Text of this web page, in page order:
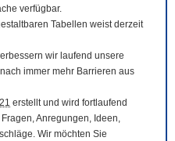
verfügbar.
Tabellen weist derzeit
wir laufend unsere
immer mehr Barrieren aus
erstellt und wird fortlaufend
Anregungen, Ideen,
Wir möchten Sie